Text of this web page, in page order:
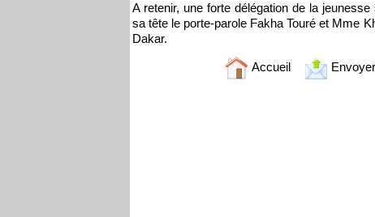
A retenir, une forte délégation de la
sa tête le porte-parole Fakha Touré et Mme
Dakar.
Accueil